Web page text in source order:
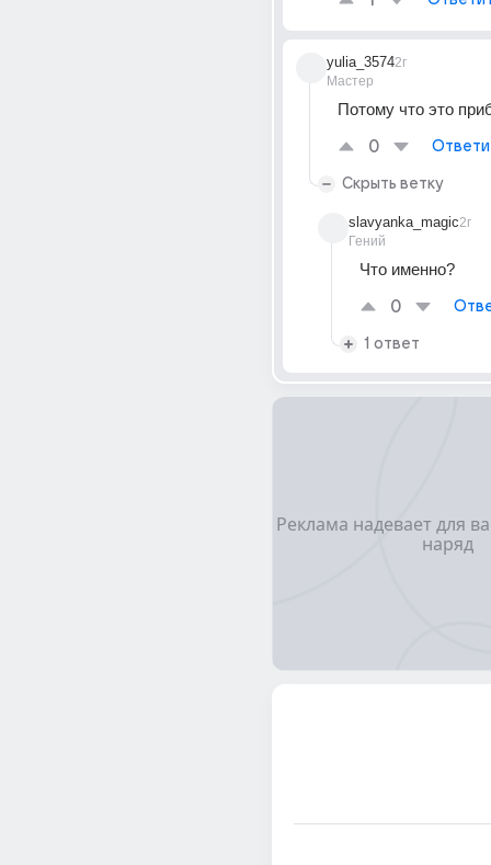
yulia_3574
Мастер
2г
Потому что это
0
Скрыть ветку
slavyanka_magic
Гений
2г
Что именно?
0
1 ответ